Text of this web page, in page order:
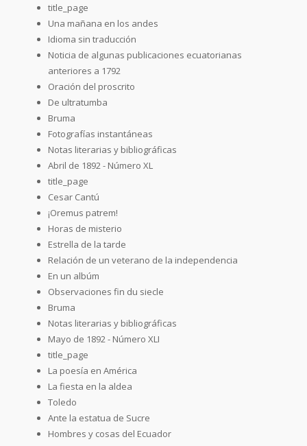
title_page
Una mañana en los andes
Idioma sin traducción
Noticia de algunas publicaciones ecuatorianas
anteriores a 1792
Oración del proscrito
De ultratumba
Bruma
Fotografías instantáneas
Notas literarias y bibliográficas
Abril de 1892 - Número XL
title_page
Cesar Cantú
¡Oremus patrem!
Horas de misterio
Estrella de la tarde
Relación de un veterano de la independencia
En un albúm
Observaciones fin du siecle
Bruma
Notas literarias y bibliográficas
Mayo de 1892 - Número XLI
title_page
La poesía en América
La fiesta en la aldea
Toledo
Ante la estatua de Sucre
Hombres y cosas del Ecuador